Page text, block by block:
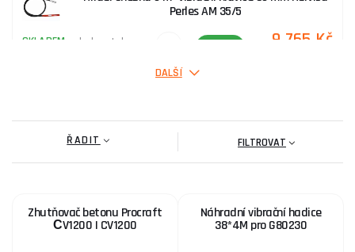
Perles AM 35/5
SKLADEM u dodavatele 9 765 Kč
DALŠÍ
ŘADIT FILTROVAT
Zhutňovač betonu Procraft
СV1200 | CV1200
Náhradní vibrační hadice
38*4M pro G80230